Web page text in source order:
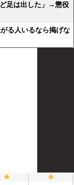
足は出した」→懲役
る人いるなら掲げな